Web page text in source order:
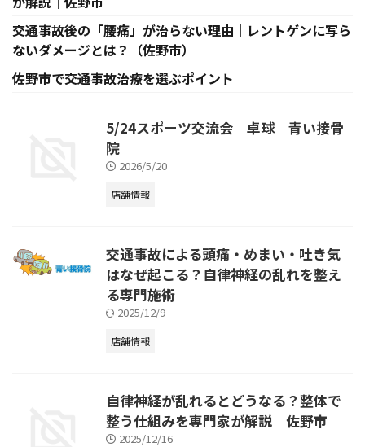
交通事故後の「腰痛」が治らない理由｜レントゲンに写ら
ないダメージとは？（佐野市）
佐野市で交通事故治療を選ぶポイント
5/24スポーツ交流会 卓球 青い接骨
院
2026/5/20
店舗情報
交通事故による頭痛・めまい・吐き気
はなぜ起こる？自律神経の乱れを整え
る専門施術
2025/12/9
店舗情報
自律神経が乱れるとどうなる？整体で
整う仕組みを専門家が解説｜佐野市
2025/12/16